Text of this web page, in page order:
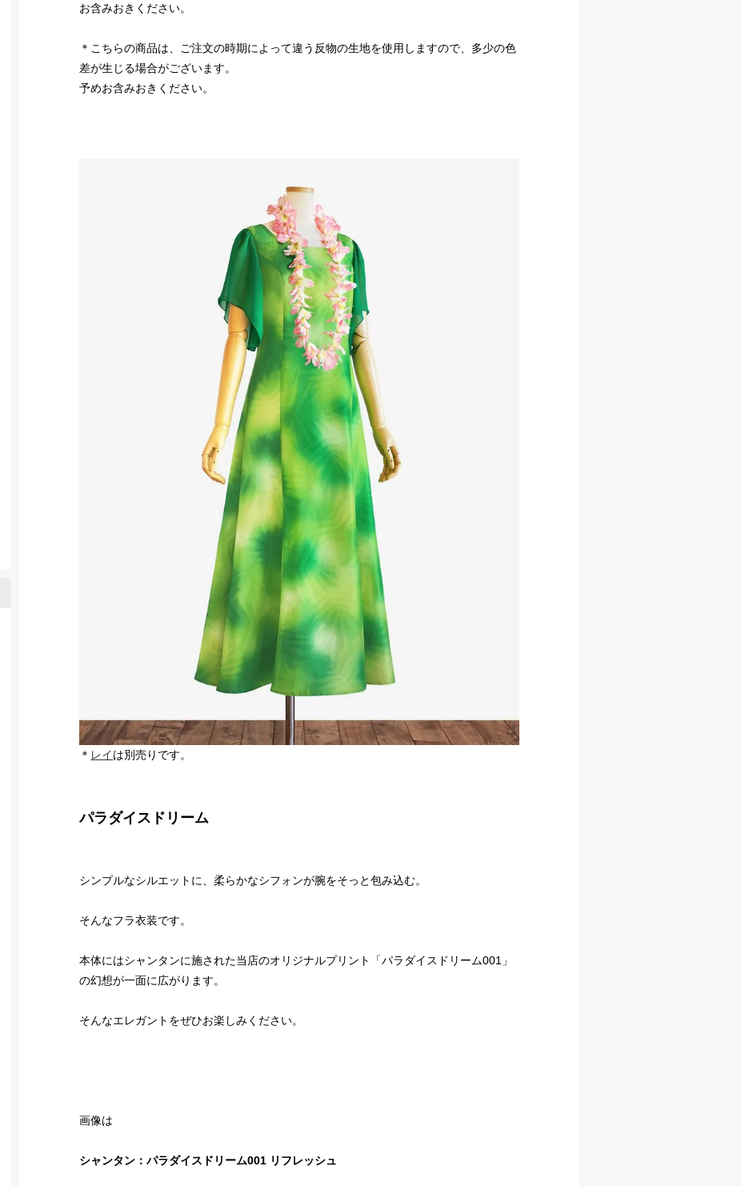
お含みおきください。
＊こちらの商品は、ご注文の時期によって違う反物の生地を使用しますので、多少の色
差が生じる場合がございます。
予めお含みおきください。
＊ レイは別売りです。
パラダイスドリーム
シンプルなシルエットに、柔らかなシフォンが腕をそっと包み込む。
そんなフラ衣装です。
本体にはシャンタンに施された当店のオリジナルプリント「パラダイスドリーム001」
の幻想が一面に広がります。
そんなエレガントをぜひお楽しみください。
画像は
シャンタン：パラダイスドリーム001 リフレッシュ